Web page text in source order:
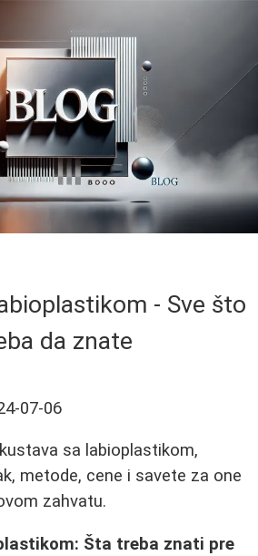
- Sve što
da znate
07-06
sa labioplastikom,
metode, cene i savete za one
zahvatu.
Šta treba znati pre